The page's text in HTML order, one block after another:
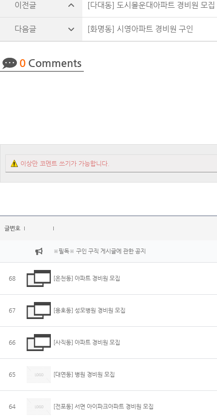
[다대동] 도시몰운대아파트 경비원 모집
[화명동] 시영아파트 경비원 구인
0 Comments
이상만 코멘트 쓰기가 가능합니다.
글번호
※필독※ 구인 구직 게시글에 관한 공지
68 [온천동] 아파트 경비원 모집
67 [용호동] 성모병원 경비원 모집
66 [사직동] 아파트 경비원 모집
65 [대연동] 병원 경비원 모집
64 [전포동] 서면 아이파크아파트 경비원 모집